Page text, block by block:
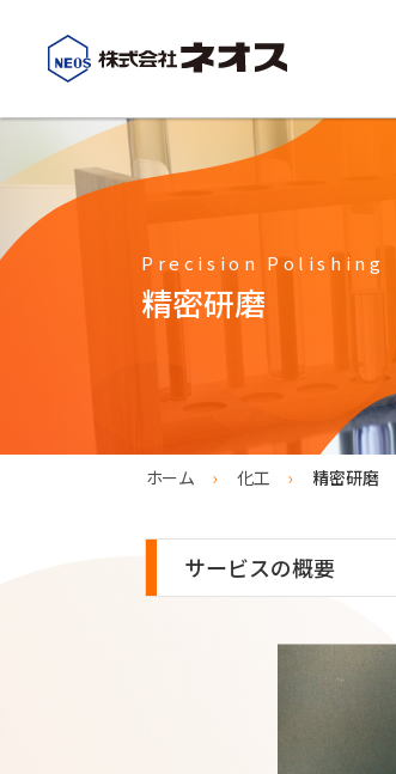
会社概要
ネオスの事業紹介
化工事業紹介
現地出張工事
Precision Polishing
精密研磨
ホーム 化工 精密研磨
サービスの概要